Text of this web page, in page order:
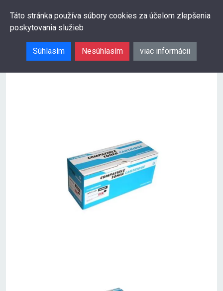
Táto stránka používa súbory cookies za účelom zlepšenia
poskytovania služieb
Súhlasím Nesúhlasím viac informácii